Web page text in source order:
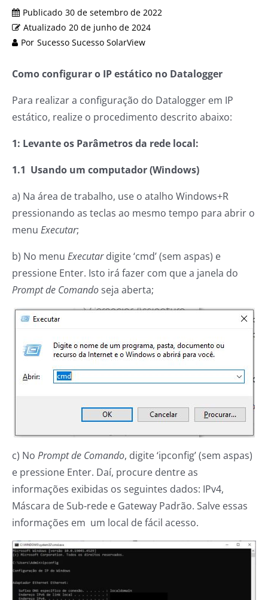
Publicado 30 de setembro de 2022
Atualizado 20 de junho de 2024
Por Sucesso Sucesso SolarView
Como configurar o IP estático no Datalogger
Para realizar a configuração do Datalogger em IP
estático, realize o procedimento descrito abaixo:
1: Levante os Parâmetros da rede local:
1.1 Usando um computador (Windows)
a) Na área de trabalho, use o atalho Windows+R
pressionando as teclas ao mesmo tempo para abrir o
menu Executar;
b) No menu Executardigite ‘cmd’ (sem aspas) e
pressione Enter. Isto irá fazer com que a janela do
Prompt de Comandoseja aberta;
c) No Prompt de Comando, digite ‘ipconfig’ (sem aspas)
e pressione Enter. Daí, procure dentre as
informações exibidas os seguintes dados: IPv4,
Máscara de Sub-rede e Gateway Padrão. Salve essas
informações em um local de fácil acesso.